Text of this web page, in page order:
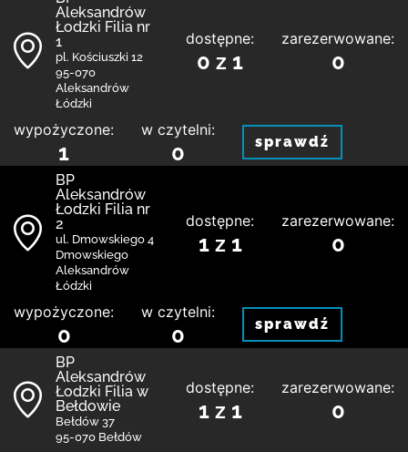
Aleksandrów
Łodzki Filia nr
1
pl. Kościuszki 12
95-070
Aleksandrów
Łódzki
dostępne:
0 z 1
zarezerwowane:
0
wypożyczone:
1
w czytelni:
0 sprawdź
BP
Aleksandrów
Łodzki Filia nr
2
ul. Dmowskiego 4
Dmowskiego
Aleksandrów
Łódzki
dostępne:
1 z 1
zarezerwowane:
0
wypożyczone:
0
w czytelni:
0 sprawdź
BP
Aleksandrów
Łodzki Filia w
Bełdowie
Bełdów 37
95-070 Bełdów
dostępne:
1 z 1
zarezerwowane:
0